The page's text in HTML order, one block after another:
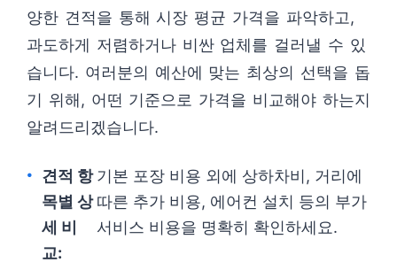
양한 견적을 통해 시장 평균 가격을 파악하고,
과도하게 저렴하거나 비싼 업체를 걸러낼 수 있
습니다. 여러분의 예산에 맞는 최상의 선택을 돕
기 위해, 어떤 기준으로 가격을 비교해야 하는지
알려드리겠습니다.
견적 항
목별 상
세 비
교:
기본 포장 비용 외에 상하차비, 거리에
따른 추가 비용, 에어컨 설치 등의 부가
서비스 비용을 명확히 확인하세요.